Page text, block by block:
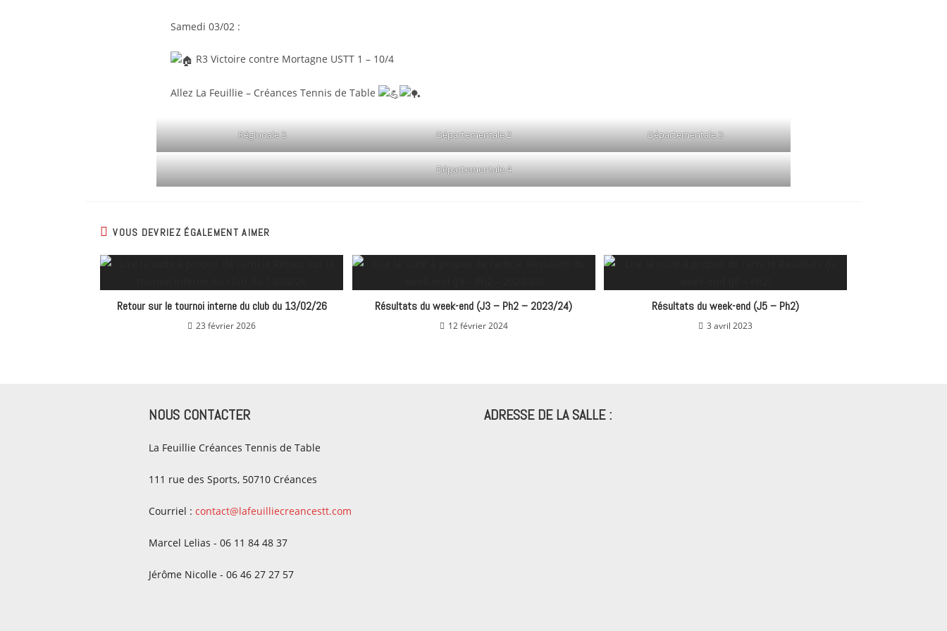
Samedi 03/02 :
R3 Victoire contre Mortagne USTT 1 – 10/4
Allez La Feuillie – Créances Tennis de Table
Régionale 3 Départementale 2 Départementale 3
Départementale 4
VOUS DEVRIEZ ÉGALEMENT AIMER
Retour sur le tournoi interne du club du 13/02/26
23 février 2026
Résultats du week-end (J3 – Ph2 – 2023/24)
12 février 2024
Résultats du week-end (J5 – Ph2)
3 avril 2023
NOUS CONTACTER
La Feuillie Créances Tennis de Table
111 rue des Sports, 50710 Créances
Courriel :contact@lafeuilliecreancestt.com
Marcel Lelias - 06 11 84 48 37
Jérôme Nicolle - 06 46 27 27 57
ADRESSE DE LA SALLE :